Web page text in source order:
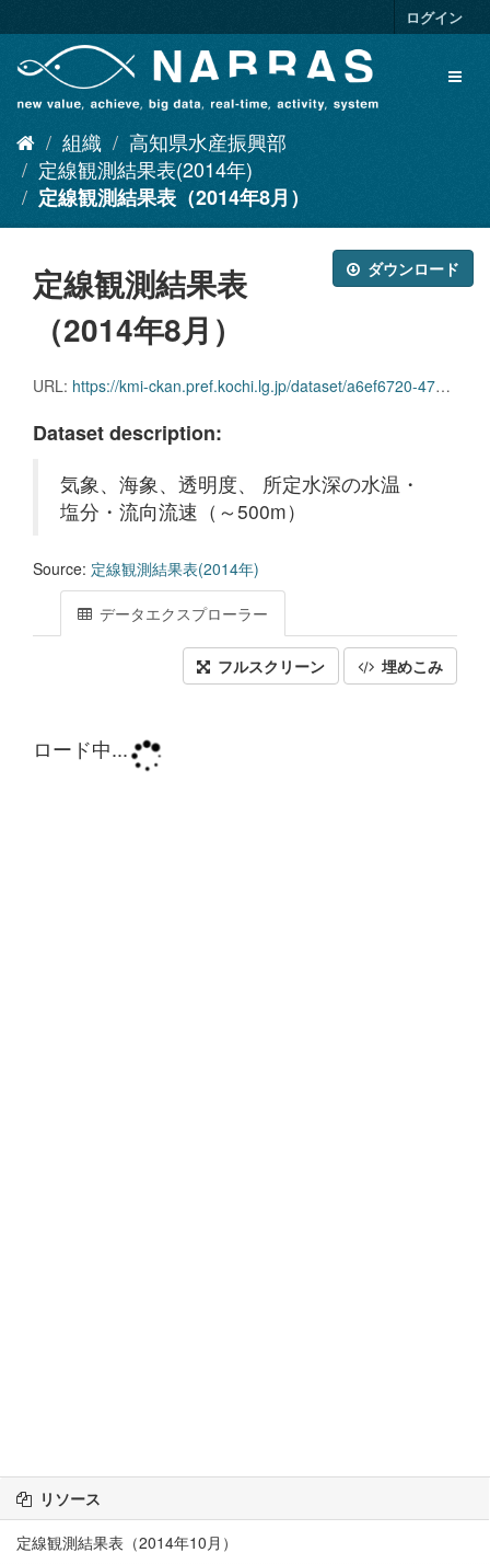
キ
ログイン
組織
高知県水産振興部
定線観測結果表(2014年)
定線観測結果表（2014年8月）
ダウンロード
定線観測結果表
（2014年8月）
URL: https://kmi-ckan.pref.kochi.lg.jp/dataset/a6ef6720-4787-4b50-aa2d-cfa873624e2d/resource/83af78d7-5c69-4670-a903-c36d4b243349/download/teisenkansokukekkaomote2014-8.xlsx
Dataset description:
気象、海象、透明度、 所定水深の水温・
塩分・流向流速（～500m）
Source: 定線観測結果表(2014年)
データエクスプローラー
フルスクリーン 埋めこみ
リソース
定線観測結果表（2014年10月）